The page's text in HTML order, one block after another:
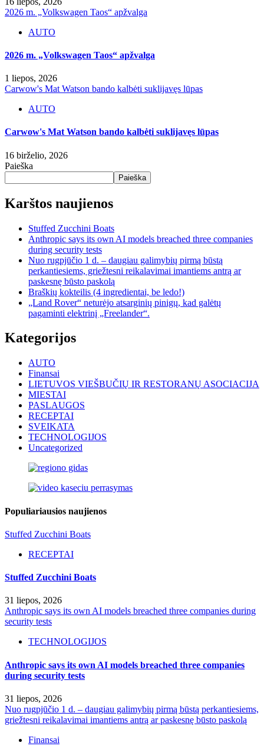
2026 m. „Volkswagen Taos“ apžvalga
AUTO
2026 m. „Volkswagen Taos“ apžvalga
1 liepos, 2026
Carwow's Mat Watson bando kalbėti suklijavęs lūpas
AUTO
Carwow's Mat Watson bando kalbėti suklijavęs lūpas
16 birželio, 2026
Paieška
Paieška
Karštos naujienos
Stuffed Zucchini Boats
Anthropic says its own AI models breached three companies
during security tests
Nuo rugpjūčio 1 d. – daugiau galimybių pirmą būstą
perkantiesiems, griežtesni reikalavimai imantiems antrą ar
paskesnę būsto paskolą
Braškių kokteilis (4 ingredientai, be ledo!)
„Land Rover“ neturėjo atsarginių pinigų, kad galėtų
pagaminti elektrinį „Freelander“.
Kategorijos
AUTO
Finansai
LIETUVOS VIEŠBUČIŲ IR RESTORANŲ ASOCIACIJA
MIESTAI
PASLAUGOS
RECEPTAI
SVEIKATA
TECHNOLOGIJOS
Uncategorized
Populiariausios naujienos
Stuffed Zucchini Boats
RECEPTAI
Stuffed Zucchini Boats
31 liepos, 2026
Anthropic says its own AI models breached three companies during
security tests
TECHNOLOGIJOS
Anthropic says its own AI models breached three companies
during security tests
31 liepos, 2026
Nuo rugpjūčio 1 d. – daugiau galimybių pirmą būstą perkantiesiems,
griežtesni reikalavimai imantiems antrą ar paskesnę būsto paskolą
Finansai